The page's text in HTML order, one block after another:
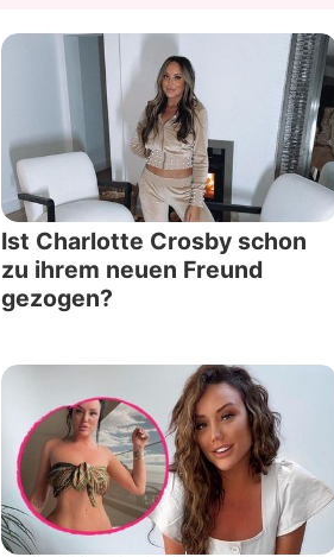
Ist Charlotte Crosby schon
zu ihrem neuen Freund
gezogen?